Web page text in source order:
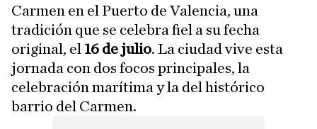
Carmen en el Puerto de Valencia, una
tradición que se celebra fiel a su fecha
original, el 16 de julio. La ciudad vive esta
jornada con dos focos principales, la
celebración marítima y la del histórico
barrio del Carmen.